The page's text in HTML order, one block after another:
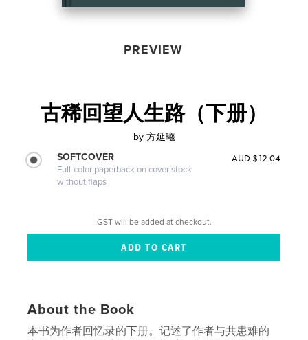
PREVIEW
古稀回望人生路（下册）
by 方延曦
SOFTCOVER
Full-color paperback on cover stock
without flaps
AUD $12.04
GST will be added at checkout.
About the Book
本书为作者回忆录的下册。记述了作者与共患难的